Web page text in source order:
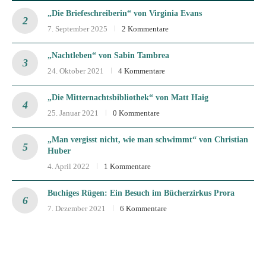
„Die Briefeschreiberin“ von Virginia Evans
7. September 2025
2 Kommentare
„Nachtleben“ von Sabin Tambrea
24. Oktober 2021
4 Kommentare
„Die Mitternachtsbibliothek“ von Matt Haig
25. Januar 2021
0 Kommentare
„Man vergisst nicht, wie man schwimmt“ von Christian
Huber
4. April 2022
1 Kommentare
Buchiges Rügen: Ein Besuch im Bücherzirkus Prora
7. Dezember 2021
6 Kommentare